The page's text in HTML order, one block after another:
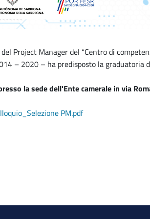
Project Manager del “Centro di
– 2020 – ha predisposto la graduatoria
lasede dell'Ente camerale in via
PM.pdf